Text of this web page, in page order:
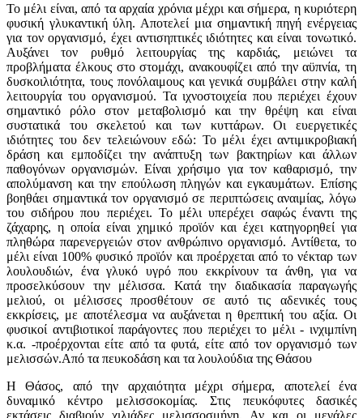
Το μέλι είναι, από τα αρχαία χρόνια μέχρι και σήμερα, η κυριότερη
φυσική γλυκαντική ύλη. Αποτελεί μια σημαντική πηγή ενέργειας
για τονοργανισμό, έχει αντισηπτικές ιδιότητες και είναι τονωτικό.
Αυξάνει τον ρυθμό λειτουργίας της καρδιάς, μειώνει τα
προβλήματα έλκους στο στομάχι, ανακουφίζει από την αϋπνία, τη
δυσκοιλιότητα, τους πονόλαιμους και γενικά συμβάλει στην καλή
λειτουργία του οργανισμού. Τα ιχνοστοιχεία που περιέχει έχουν
σημαντικό ρόλο στον μεταβολισμό και την θρέψη και είναι
συστατικά του σκελετού και των κυττάρων. Οι ευεργετικές
ιδιότητες του δεν τελειώνουν εδώ: Το μέλι έχει αντιμικροβιακή
δράση και εμποδίζει την ανάπτυξη των βακτηρίων και άλλων
παθογόνων οργανισμών. Είναι χρήσιμο για τον καθαρισμό, την
απολύμανση και την επούλωση πληγών και εγκαυμάτων. Επίσης
βοηθάει σημαντικά τον οργανισμό σε περιπτώσεις αναιμίας, λόγω
του σιδήρου που περιέχει. Το μέλι υπερέχει σαφώς έναντι της
ζάχαρης, η οποία είναι χημικό προϊόν και έχει κατηγορηθεί για
πληθώρα παρενεργειών στον ανθρώπινο οργανισμό. Αντίθετα, το
μέλι είναι 100% φυσικό προϊόν και προέρχεται από το νέκταρ των
λουλουδιών, ένα γλυκό υγρό που εκκρίνουν τα άνθη, για να
προσελκύσουν την μέλισσα. Κατά την διαδικασία παραγωγής
μελιού, οι μέλισσες προσθέτουν σε αυτό τις αδενικές τους
εκκρίσεις, με αποτέλεσμα να αυξάνεται η θρεπτική του αξία. Οι
φυσικοί αντιβιοτικοί παράγοντες που περιέχει το μέλι - ινχιμπίνη
κ.α. -προέρχονται είτε από τα φυτά, είτε από τον οργανισμό των
μελισσών.Από τα πευκοδάση και τα λουλούδια της Θάσου
Η Θάσος, από την αρχαιότητα μέχρι σήμερα, αποτελεί ένα
δυναμικό κέντρο μελισσοκομίας. Στις πευκόφυτες δασικές
εκτάσεις διαβιούν χιλιάδες μελισσοσμήνη. Αν και οι μεγάλες